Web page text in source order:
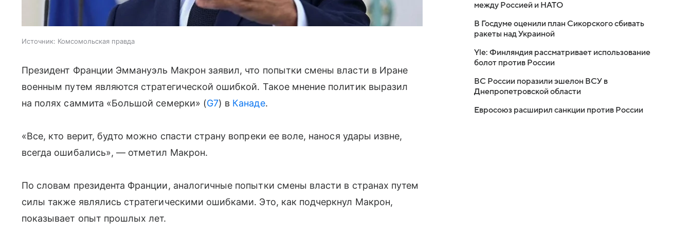
Источник: Комсомольская правда
Президент Франции Эммануэль Макрон заявил, что попытки смены власти в Иране
военным путем являются стратегической ошибкой. Такое мнение политик выразил
на полях саммита «Большой семерки» (G7) в Канаде.
«Все, кто верит, будто можно спасти страну вопреки ее воле, нанося удары извне,
всегда ошибались», — отметил Макрон.
По словам президента Франции, аналогичные попытки смены власти в странах путем
силы также являлись стратегическими ошибками. Это, как подчеркнул Макрон,
показывает опыт прошлых лет.
между Россией и НАТО
В Госдуме оценили план Сикорского сбивать
ракеты над Украиной
Yle: Финляндия рассматривает использование
болот против России
ВС России поразили эшелон ВСУ в
Днепропетровской области
Евросоюз расширил санкции против России